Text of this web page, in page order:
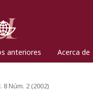
anteriores Acerca de
8 Núm. 2 (2002)